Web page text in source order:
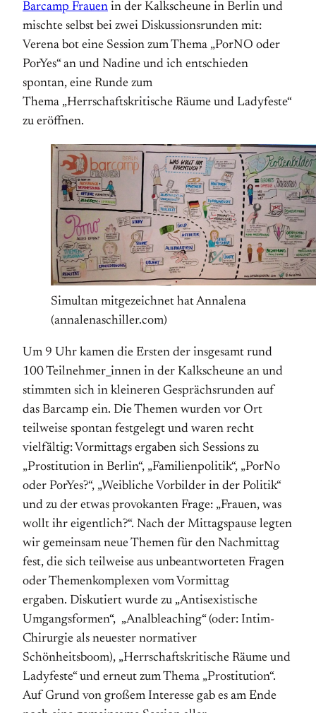
Barcamp Frauen in der Kalkscheune in Berlin und
mischte selbst bei zwei Diskussionsrunden mit:
Verena bot eine Session zum Thema „PorNO oder
PorYes“ an und Nadine und ich entschieden
spontan, eine Runde zum
Thema „Herrschaftskritische Räume und Ladyfeste“
zu eröffnen.
Simultan mitgezeichnet hat Annalena
(annalenaschiller.com)
Um 9 Uhr kamen die Ersten der insgesamt rund
100 Teilnehmer_innen in der Kalkscheune an und
stimmten sich in kleineren Gesprächsrunden auf
das Barcamp ein. Die Themen wurden vor Ort
teilweise spontan festgelegt und waren recht
vielfältig: Vormittags ergaben sich Sessions zu
„Prostitution in Berlin“, „Familienpolitik“, „PorNo
oder PorYes?“, „Weibliche Vorbilder in der Politik“
und zu der etwas provokanten Frage: „Frauen, was
wollt ihr eigentlich?“. Nach der Mittagspause legten
wir gemeinsam neue Themen für den Nachmittag
fest, die sich teilweise aus unbeantworteten Fragen
oder Themenkomplexen vom Vormittag
ergaben. Diskutiert wurde zu „Antisexistische
Umgangsformen“, „Analbleaching“ (oder: Intim-
Chirurgie als neuester normativer
Schönheitsboom), „Herrschaftskritische Räume und
Ladyfeste“ und erneut zum Thema „Prostitution“.
Auf Grund von großem Interesse gab es am Ende